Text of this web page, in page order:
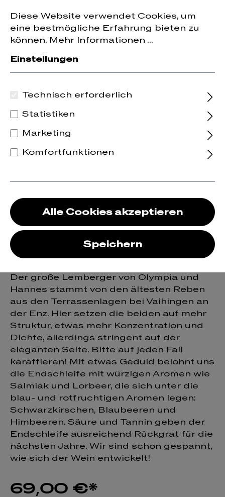
springen
auf die erste Bestellung erhalten.
2019 Lemberger
Endschleife
Magnum
Der große Lemberger von Olympia und
Hannes stammt von den ältesten Reben
aus den Terrassenlagen bei Vaihingen an
der Enz. Hier setzen die beiden auf mehr
Struktur, etwas mehr Konzentration und
Dichte, allerdings stringent auf der
eleganten Seite. Bitte auf jeden Fall
karaffieren! Mit etwas Geduld belohnt uns
die Endschleife mit würzigen Aromen wie
Salmiak und Lorbeer, die sich unter die
blau- und rotfruchtigen Aromen legen:
Schwarzkirschen, Blaubeeren und
Himbeeren. Säure und Tannin geben der
Endschleife ausreichend Rückgrat für die
nächsten Jahre. Wir sind schon gespannt,
wie sich der Wein entwickelt!
69,00 €*
Diese Website verwendet Cookies, um
eine bestmögliche Erfahrung bieten zu
können. Mehr Informationen ...
Einstellungen
Technisch erforderlich
Statistiken
Marketing
Komfortfunktionen
Alle Cookies akzeptieren
Speichern